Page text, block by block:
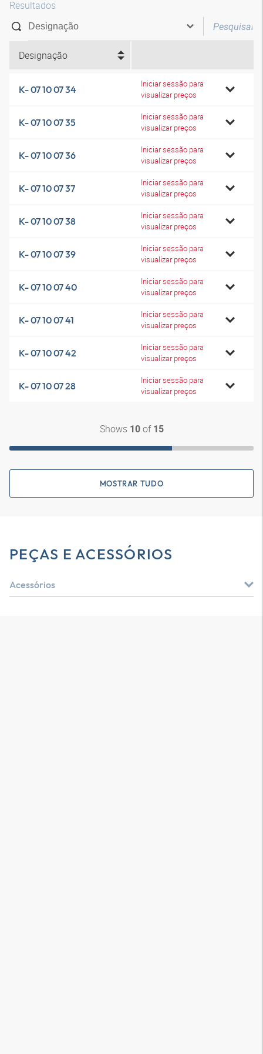
Resultados
Designação
K- 07 10 07 34
Iniciar sessão para
visualizar preços
K- 07 10 07 35
Iniciar sessão para
visualizar preços
K- 07 10 07 36
Iniciar sessão para
visualizar preços
K- 07 10 07 37
Iniciar sessão para
visualizar preços
K- 07 10 07 38
Iniciar sessão para
visualizar preços
K- 07 10 07 39
Iniciar sessão para
visualizar preços
K- 07 10 07 40
Iniciar sessão para
visualizar preços
K- 07 10 07 41
Iniciar sessão para
visualizar preços
K- 07 10 07 42
Iniciar sessão para
visualizar preços
K- 07 10 07 28
Iniciar sessão para
visualizar preços
Shows 10of 15
MOSTRAR TUDO
PEÇAS E ACESSÓRIOS
Acessórios